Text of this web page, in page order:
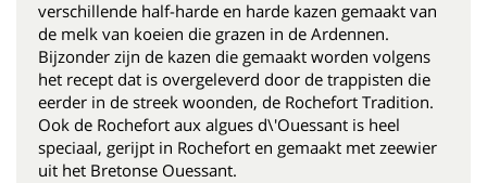
verschillende half-harde en harde kazen gemaakt van
de melk van koeien die grazen in de Ardennen.
Bijzonder zijn de kazen die gemaakt worden volgens
het recept dat is overgeleverd door de trappisten die
eerder in de streek woonden, de Rochefort Tradition.
Ook de Rochefort aux algues d\'Ouessant is heel
speciaal, gerijpt in Rochefort en gemaakt met zeewier
uit het Bretonse Ouessant.